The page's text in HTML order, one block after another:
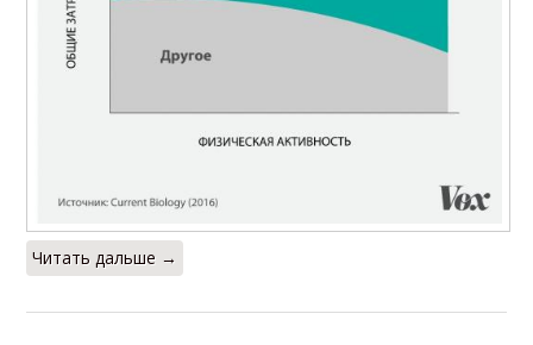
Читать дальше →